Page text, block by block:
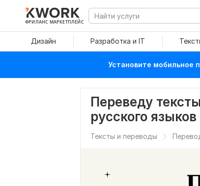
ФРИЛАНС МАРКЕТПЛЕЙС
Дизайн Разработка и IT
Установите мобильное
Переведу
русского языков
Тексты и переводы